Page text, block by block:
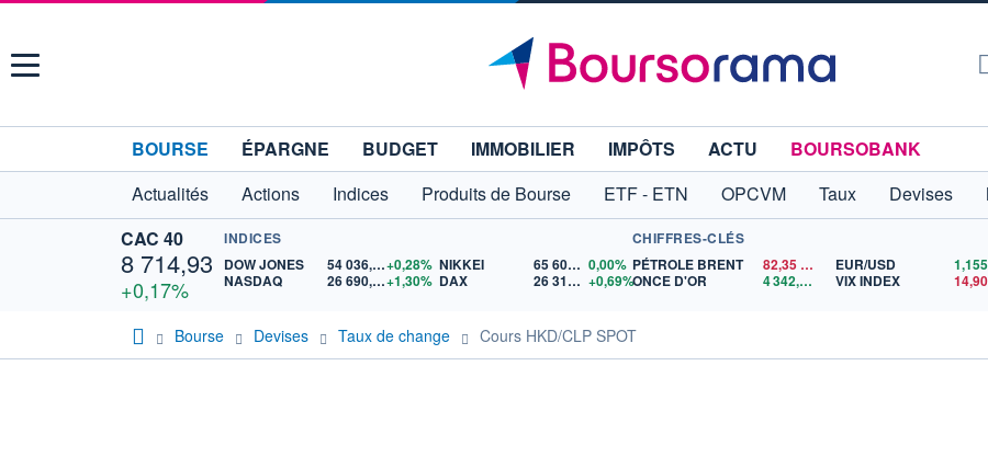
Menu
BOURSE ÉPARGNE BUDGET IMMOBILIER IMPÔTS ACTU
BOURSOBANK
Actualités
Actions Indices Produits de Bourse ETF - ETN OPCVM Taux Devises
CAC 40
8 714,93
+0,17%
INDICES
DOW JONES
54 036,93+0,28%
NASDAQ
26 690,62+1,30%
NIKKEI 65 606,71 0,00%
DAX
26 319,45 +0,69%
CHIFFRES-CLÉS
PÉTROLE BRENT
82,35$US
ONCE D'OR
4 342,26 $US
EUR/USD
VIX INDEX
14,90
Bourse Devises Taux de change Cours HKD/CLP SPOT